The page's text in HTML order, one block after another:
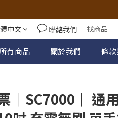
中文 聯絡我們
所有商品 關於我們 條
｜SC7000｜ 通